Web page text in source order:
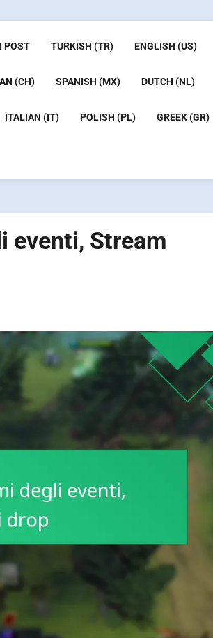
POST TURKISH (TR) ENGLISH (US)
(CH) SPANISH (MX) DUTCH (NL)
ITALIAN (IT) POLISH (PL) GREEK (GR)
eventi, Stream